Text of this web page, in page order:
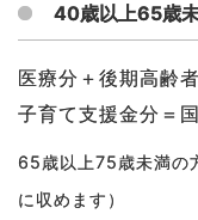
40歳以上65歳
医療分＋後期高齢
子育て支援金分＝
65歳以上75歳未満の
に収めます）